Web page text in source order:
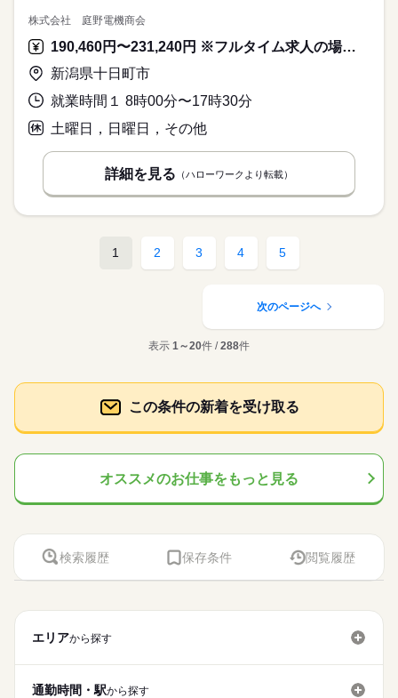
株式会社 庭野電機商会
190,460円〜231,240円 ※フルタイム求人の場合は月額（換算額）、パート求人の場合は時間額を表示しています。
新潟県十日町市
就業時間１ 8時00分〜17時30分
土曜日，日曜日，その他
詳細を見る （ハローワークより転載）
1 2 3 4 5
次のページへ
表示 1～20件 /288件
この条件の新着を受け取る
オススメのお仕事をもっと見る
検索履歴 保存条件 閲覧履歴
エリアから探す
通勤時間・駅から探す